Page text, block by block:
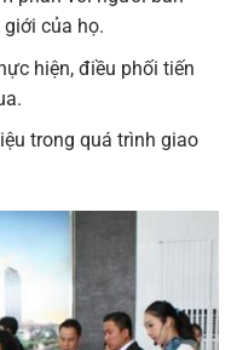
của họ.
hiện, điều phối tiến
trong quá trình giao